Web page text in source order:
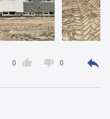

0  0 